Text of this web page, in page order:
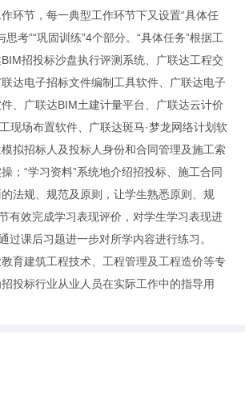
环节，每一典型工作环节下又设置“具体任
思考”“巩固训练”4个部分。“具体任务”根据工
招投标沙盘执行评测系统、广联达工程交
达电子招标文件编制工具软件、广联达电子
、广联达BIM土建计量平台、广联达云计价
现场布置软件、广联达斑马·梦龙网络计划软
拟招标人及投标人身份和合同管理及施工索
；“学习资料”系统地介绍招投标、施工合同
法规、规范及原则，让学生熟悉原则、规
有效完成学习表现评价，对学生学习表现进
过课后习题进一步对所学内容进行练习。
育建筑工程技术、工程管理及工程造价等专
投标行业从业人员在实际工作中的指导用